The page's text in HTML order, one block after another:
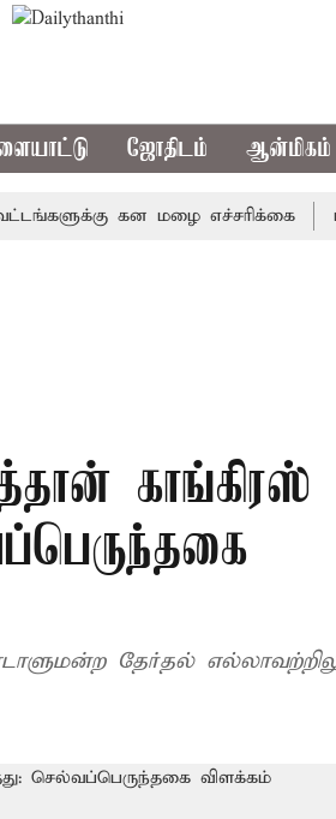
ஜோதிடம் ஆன்மிகம்
கன மழை எச்சரிக்கை
காங்கிரஸ்
தேர்தல்